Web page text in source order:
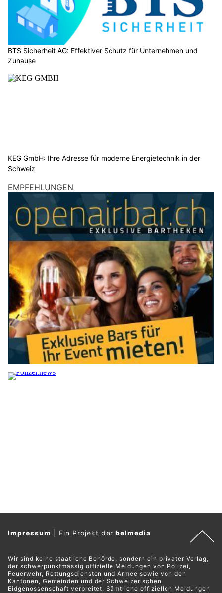
BTS Sicherheit AG: Effektiver Schutz für Unternehmen und
Zuhause
KEG GmbH: Ihre Adresse für moderne Energietechnik in der
Schweiz
EMPFEHLUNGEN
Impressum Ein Projekt derbelmedia
Wir sind keine staatliche Behörde, sondern ein privater Verlag,
der schwerpunktmässig offizielle Meldungen von Polizei,
Feuerwehr, Rettungsdiensten und Armee sowie von den
Kantonen, Gemeinden und der Schweizerischen
Eidgenossenschaft verbreitet. Sämtliche offiziellen Meldungen